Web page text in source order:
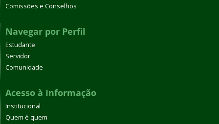
Comissões e Conselhos
Navegar por Perfil
Estudante
Servidor
Comunidade
Acesso à Informação
Institucional
Quem é quem